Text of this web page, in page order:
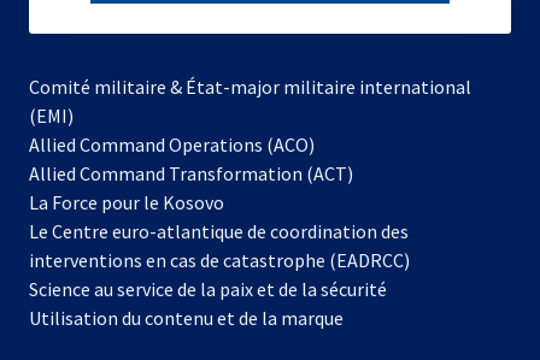
Comité militaire & État-major militaire international
(EMI)
Allied Command Operations (ACO)
dans
nouvel
onglet
Allied Command Transformation (ACT)
La Force pour le Kosovo
dans
un
nouvel
onglet
Le Centre euro-atlantique de coordination des
interventions en cas de catastrophe (EADRCC)
Science au service de la paix et de la sécurité
Utilisation du contenu et de la marque